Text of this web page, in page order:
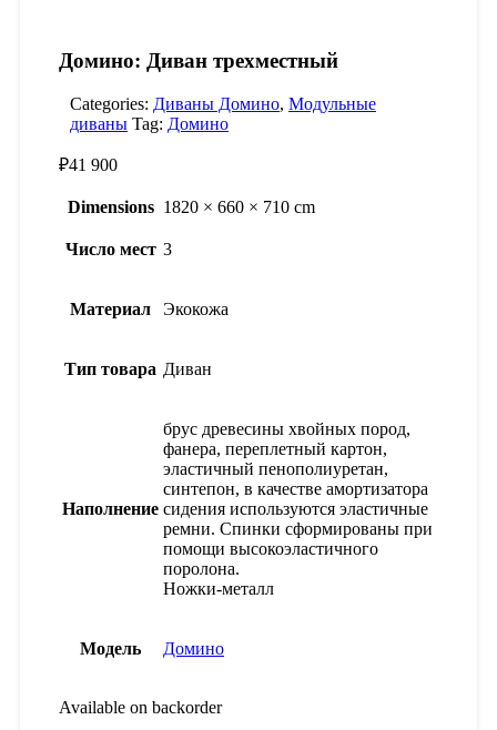
Домино: Диван трехместный
Categories: Диваны Домино, Модульные
диваны Tag: Домино
₽41 900
Dimensions 1820 × 660 × 710 cm
Число мест 3
Материал Экокожа
Тип товара Диван
Наполнение
брус древесины хвойных пород,
фанера, переплетный картон,
эластичный пенополиуретан,
синтепон, в качестве амортизатора
сидения используются эластичные
ремни. Спинки сформированы при
помощи высокоэластичного
поролона.
Ножки-металл
Модель Домино
Available on backorder